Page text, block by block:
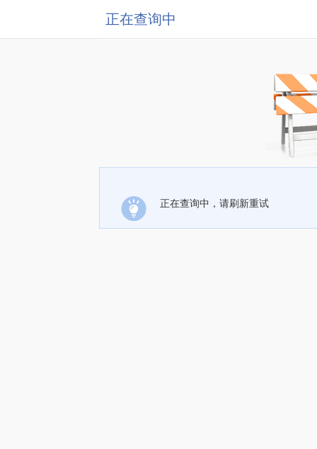
正在查询中
正在查询中，请刷新重试